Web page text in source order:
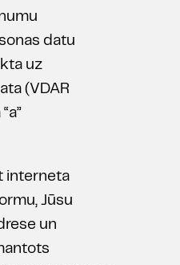
datu
uz
(VDAR
interneta
Jūsu
un